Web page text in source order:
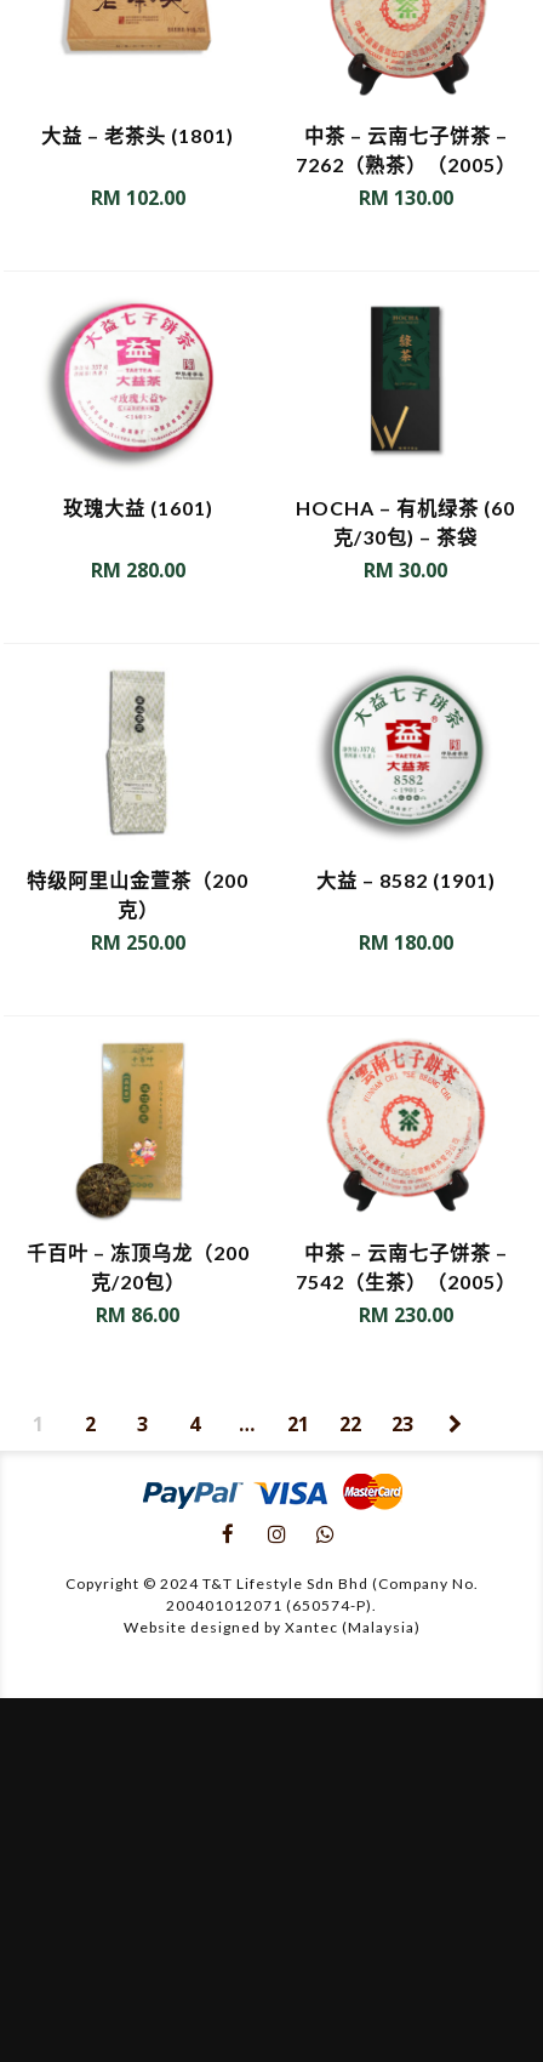
大益 – 老茶头 (1801)
RM 102.00
中茶 – 云南七子饼茶 –
7262（熟茶）（2005）
RM 130.00
玫瑰大益 (1601)
RM 280.00
HOCHA – 有机绿茶 (60
克/30包) – 茶袋
RM 30.00
特级阿里山金萱茶（200
克）
RM 250.00
大益 – 8582 (1901)
RM 180.00
千百叶 – 冻顶乌龙（200
克/20包）
RM 86.00
中茶 – 云南七子饼茶 –
7542（生茶）（2005）
RM 230.00
1 2 3 4 … 21 22 23
Copyright © 2024 T&T Lifestyle Sdn Bhd (Company No.
200401012071 (650574-P).
Website designed by Xantec (Malaysia)